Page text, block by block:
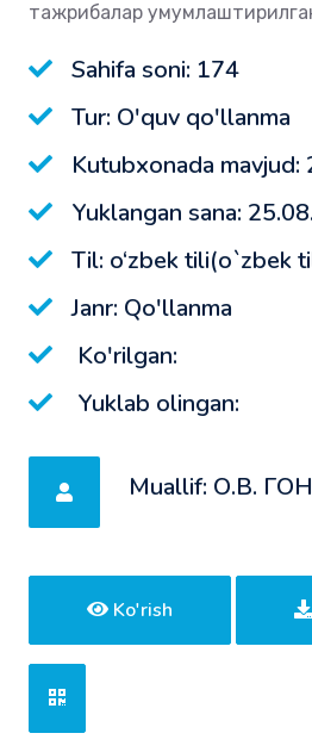
тажрибалар
Sahifa soni: 174
Tur: O'quv qo'llanma
Kutubxonada mavjud:
Yuklangan sana:
Til: o‘zbek tili(o`zbek
Janr: Qo'llanma
Ko'rilgan:
Yuklab olingan:
Muallif: О.В.
Ko'rish